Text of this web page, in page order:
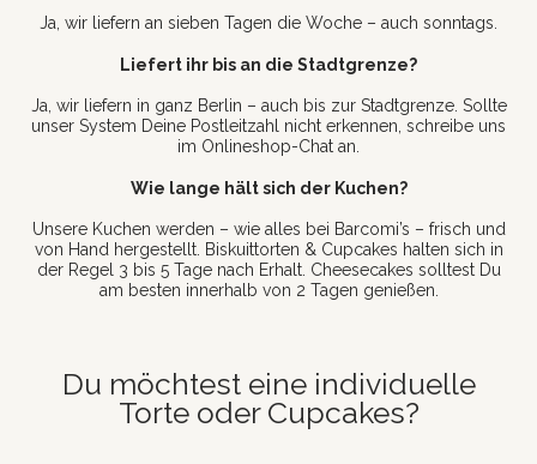
Ja, wir liefern an sieben Tagen die Woche – auch sonntags.
Liefert ihr bis an die Stadtgrenze?
Ja, wir liefern in ganz Berlin – auch bis zur Stadtgrenze. Sollte
unser System Deine Postleitzahl nicht erkennen, schreibe uns
im Onlineshop-Chat an.
Wie lange hält sich der Kuchen?
Unsere Kuchen werden – wie alles bei Barcomi’s – frisch und
von Hand hergestellt. Biskuittorten & Cupcakes halten sich in
der Regel 3 bis 5 Tage nach Erhalt. Cheesecakes solltest Du
am besten innerhalb von 2 Tagen genießen.
Du möchtest eine individuelle
Torte oder Cupcakes?